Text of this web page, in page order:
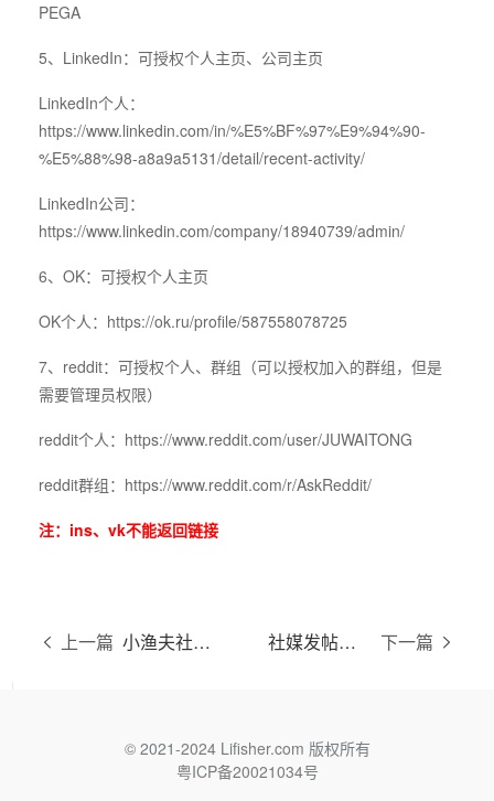
PEGA
5、LinkedIn：可授权个人主页、公司主页
LinkedIn个人：
https://www.linkedin.com/in/%E5%BF%97%E9%94%90-
%E5%88%98-a8a9a5131/detail/recent-activity/
LinkedIn公司：
https://www.linkedin.com/company/18940739/admin/
6、OK：可授权个人主页
OK个人： https://ok.ru/profile/587558078725
7、reddit：可授权个人、群组（可以授权加入的群组，但是
需要管理员权限）
reddit个人： https://www.reddit.com/user/JUWAITONG
reddit群组： https://www.reddit.com/r/AskReddit/
注：ins、vk不能返回链接
上一篇 小渔夫社媒内容创作操作指南 社媒发帖指引 下一篇
© 2021-2024 Lifisher.com 版权所有
粤ICP备20021034号